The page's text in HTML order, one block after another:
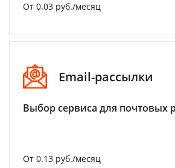
От 0.03 руб./месяц
Email-рассылки
Выбор сервиса для почтовых
От 0.13 руб./месяц